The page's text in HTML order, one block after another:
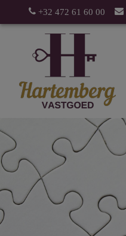
+32 472 61 60 00